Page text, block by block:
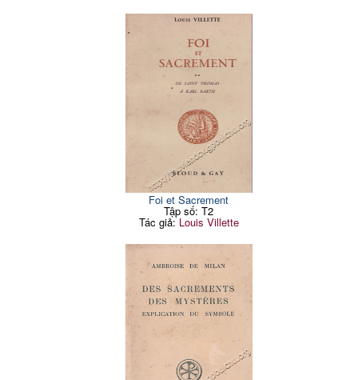
Foi et Sacrement
Tập số: T2
Tác giả: Louis Villette